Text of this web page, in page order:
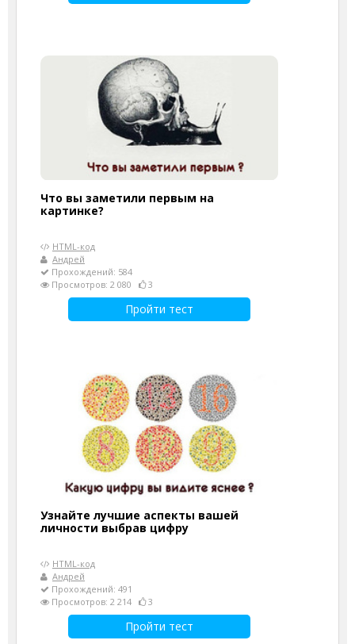
Что вы заметили первым на
картинке?
HTML-код
Андрей
Прохождений: 584
Просмотров: 2 080
3
Пройти тест
Узнайте лучшие аспекты вашей
личности выбрав цифру
HTML-код
Андрей
Прохождений: 491
Просмотров: 2 214
3
Пройти тест